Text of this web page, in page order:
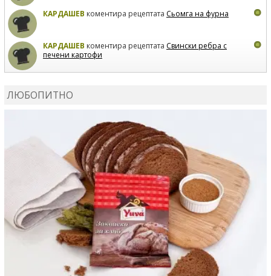
КАРДАШЕВ коментира рецептата Сьомга на фурна
КАРДАШЕВ коментира рецептата Свински ребра с
печени картофи
ЛЮБОПИТНО